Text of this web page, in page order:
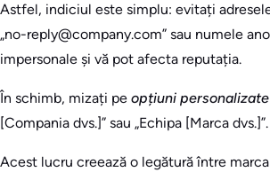
Astfel, indiciul este simplu: evitați
„no-reply@company.com” sau numele
impersonale și vă pot afecta reputația.
În schimb, mizați pe opțiuni personalizate
[Compania dvs.]” sau „Echipa [Marca dvs.]”.
Acest lucru creează o legătură între